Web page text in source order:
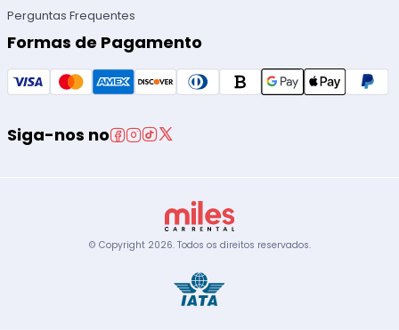
Perguntas Frequentes
Formas de Pagamento
Siga-nos no
© Copyright 2026. Todos os direitos reservados.